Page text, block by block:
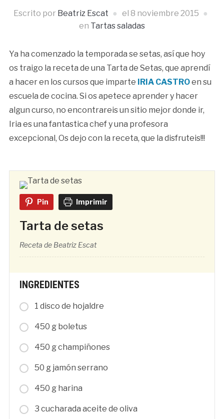
Escrito por Beatriz Escat el 8 noviembre 2015
en Tartas saladas
Ya ha comenzado la temporada se setas, así que hoy
os traigo la receta de una Tarta de Setas, que aprendí
a hacer en los cursos que imparte IRIA CASTROen su
escuela de cocina. Si os apetece aprender y hacer
algun curso, no encontrareis un sitio mejor donde ir,
Iria es una fantastica chef y una profesora
excepcional, Os dejo con la receta, que la disfruteis!!!
Pin Imprimir
Tarta de setas
Receta de Beatriz Escat
INGREDIENTES
1 disco de hojaldre
450 g boletus
450 g champiñones
50 g jamón serrano
450 g harina
3 cucharada aceite de oliva